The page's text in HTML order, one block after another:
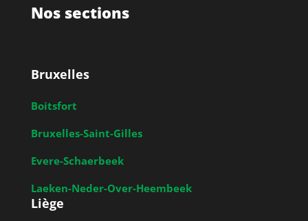
Nos sections
Bruxelles
Boitsfort
Bruxelles-Saint-Gilles
Evere-Schaerbeek
Laeken-Neder-Over-Heembeek
Liège